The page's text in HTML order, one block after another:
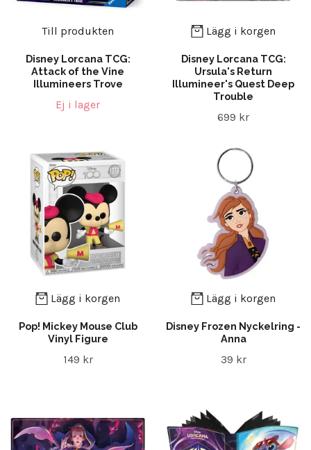
Till produkten
Disney Lorcana TCG:
Attack of the Vine
Illumineers Trove
Ej i lager
Lägg i korgen
Disney Lorcana TCG:
Ursula's Return
Illumineer's Quest Deep
Trouble
699 kr
Lägg i korgen
Pop! Mickey Mouse Club
Vinyl Figure
149 kr
Lägg i korgen
Disney Frozen Nyckelring -
Anna
39 kr